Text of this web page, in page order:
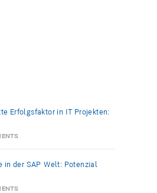
Erfolgsfaktor in IT-Projekten:
in der SAP-Welt: Potenzial